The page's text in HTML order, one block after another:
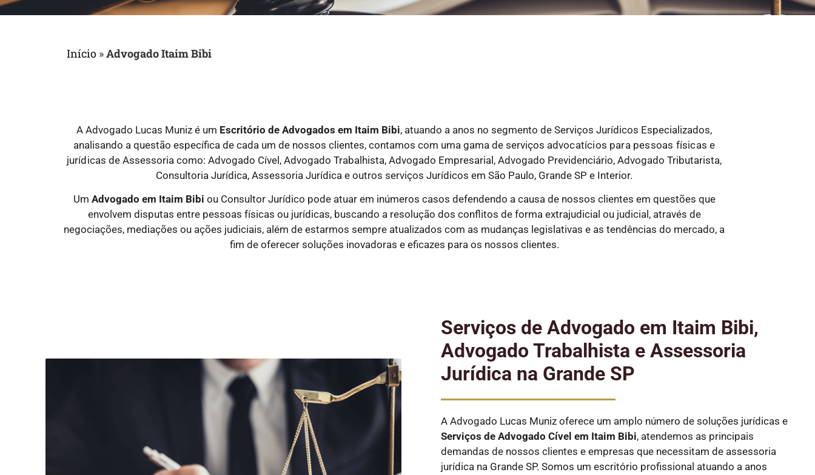
Início »Advogado Itaim Bibi
A Advogado Lucas Muniz é um Escritório de Advogados em Itaim Bibi, atuando a anos no segmento de Serviços Jurídicos Especializados,
analisando a questão específica de cada um de nossos clientes, contamos com uma gama de serviços advocatícios para pessoas físicas e
jurídicas de Assessoria como: Advogado Cível, Advogado Trabalhista, Advogado Empresarial, Advogado Previdenciário, Advogado Tributarista,
Consultoria Jurídica, Assessoria Jurídica e outros serviços Jurídicos em São Paulo, Grande SP e Interior.
Um Advogado em Itaim Bibi ou Consultor Jurídico pode atuar em inúmeros casos defendendo a causa de nossos clientes em questões que
envolvem disputas entre pessoas físicas ou jurídicas, buscando a resolução dos conflitos de forma extrajudicial ou judicial, através de
negociações, mediações ou ações judiciais, além de estarmos sempre atualizados com as mudanças legislativas e as tendências do mercado, a
fim de oferecer soluções inovadoras e eficazes para os nossos clientes.
Serviços de Advogado em Itaim Bibi,
Advogado Trabalhista e Assessoria
Jurídica na Grande SP
A Advogado Lucas Muniz oferece um amplo número de soluções jurídicas e
Serviços de Advogado Cívelem Itaim Bibi, atendemos as principais
demandas de nossos clientes e empresas que necessitam de assessoria
jurídica na Grande SP. Somos um escritório profissional atuando a anos